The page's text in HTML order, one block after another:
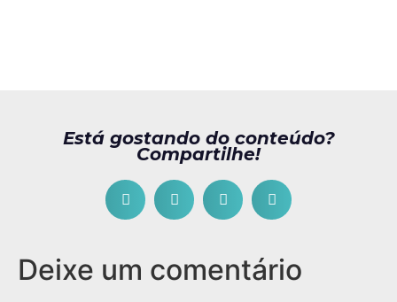
Está gostando do conteúdo?
Compartilhe!
Deixe um comentário